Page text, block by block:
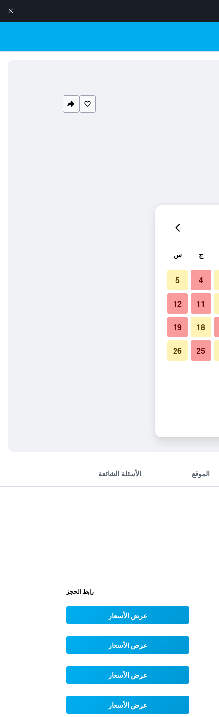
الموقع الأسئلة الشائعة
رابط الحجز
عرض الأسعار
عرض الأسعار
عرض الأسعار
عرض الأسعار
ج س
4
5
11
12
18
19
25
26